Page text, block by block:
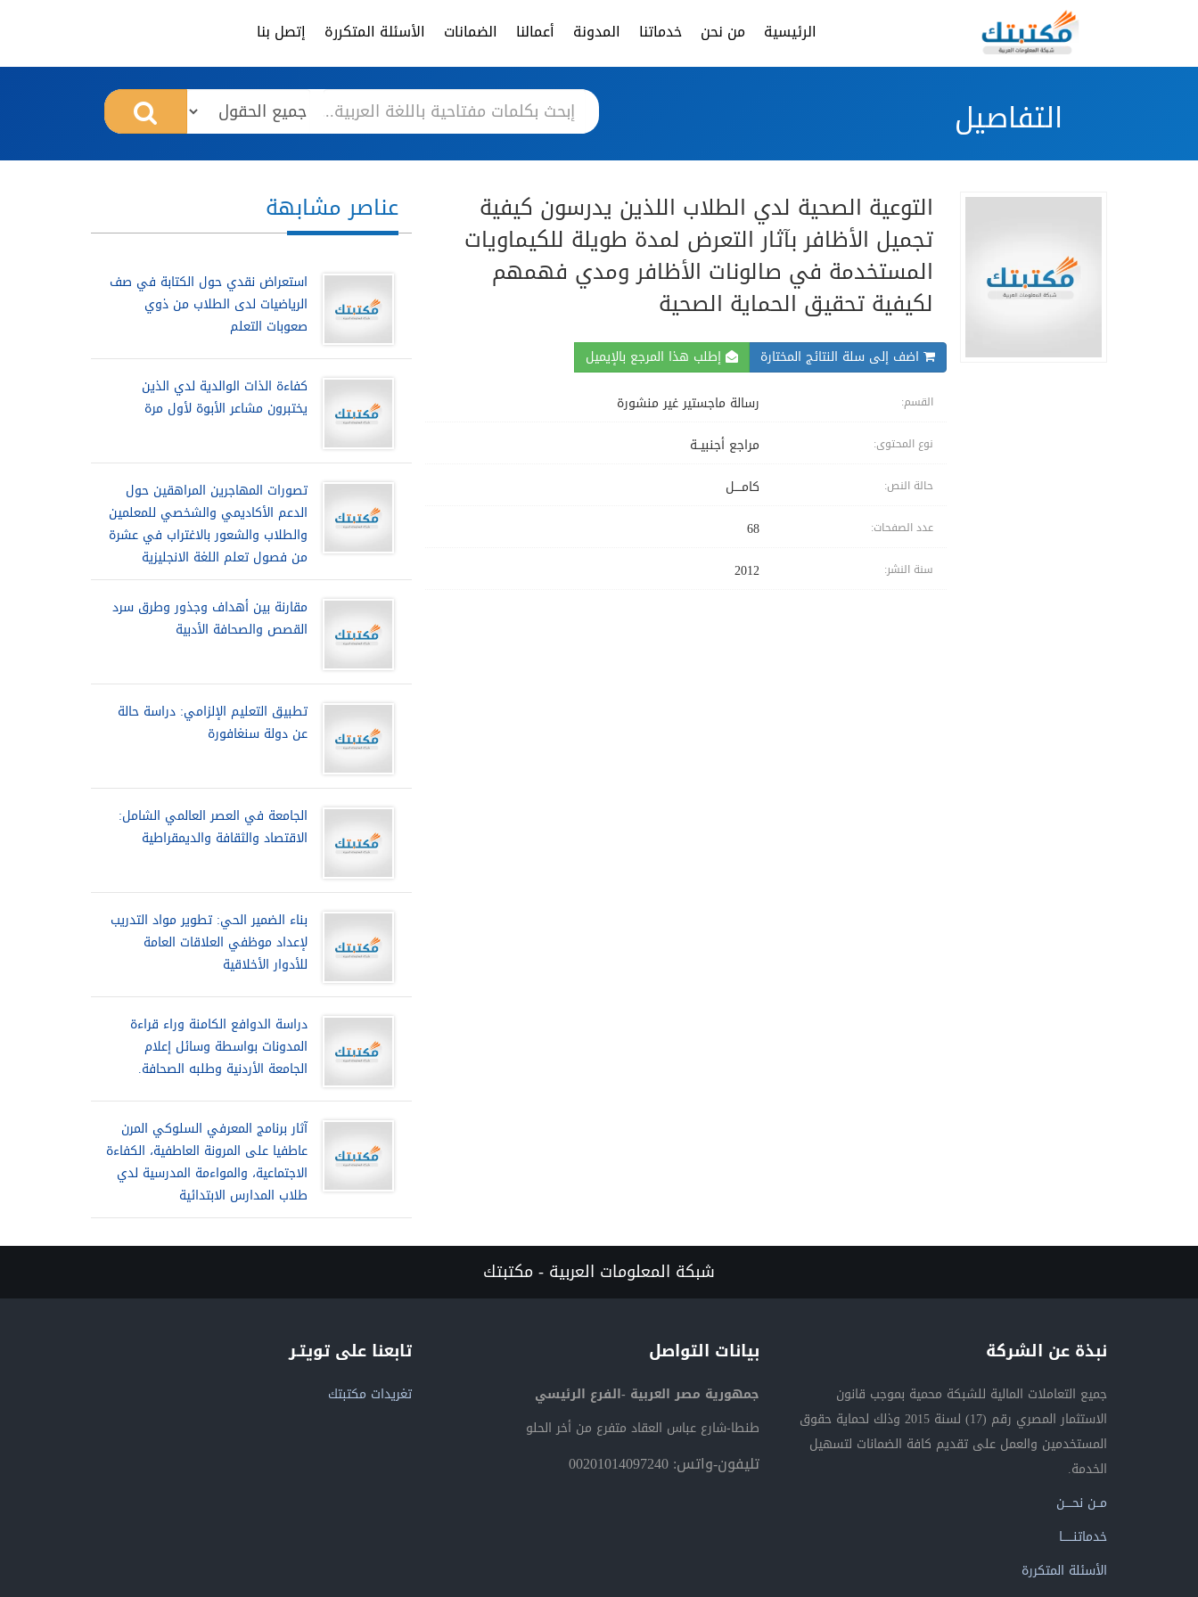
الرئيسية من نحن خدماتنا المدونة أعمالنا الضمانات الأسئلة المتكررة إتصل بنا
التفاصيل
التوعية الصحية لدي الطلاب اللذين يدرسون كيفية
تجميل الأظافر بآثار التعرض لمدة طويلة للكيماويات
المستخدمة في صالونات الأظافر ومدي فهمهم
لكيفية تحقيق الحماية الصحية
اضف إلى سلة النتائج المختارة إطلب هذا المرجع بالإيميل
القسم: رسالة ماجستير غير منشورة
نوع المحتوى: مراجع أجنبيــة
حالة النص: كامــــل
عدد الصفحات: 68
سنة النشر: 2012
عناصر مشابهة
استعراض نقدي حول الكتابة في صف
الرياضيات لدى الطلاب من ذوي
صعوبات التعلم
كفاءة الذات الوالدية لدي الذين
يختبرون مشاعر الأبوة لأول مرة
تصورات المهاجرين المراهقين حول
الدعم الأكاديمي والشخصي للمعلمين
والطلاب والشعور بالاغتراب في عشرة
من فصول تعلم اللغة الانجليزية
مقارنة بين أهداف وجذور وطرق سرد
القصص والصحافة الأدبية
تطبيق التعليم الإلزامي: دراسة حالة
عن دولة سنغافورة
الجامعة في العصر العالمي الشامل:
الاقتصاد والثقافة والديمقراطية
بناء الضمير الحي: تطوير مواد التدريب
لإعداد موظفي العلاقات العامة
للأدوار الأخلاقية
دراسة الدوافع الكامنة وراء قراءة
المدونات بواسطة وسائل إعلام
الجامعة الأردنية وطلبه الصحافة.
آثار برنامج المعرفي السلوكي المرن
عاطفيا على المرونة العاطفية، الكفاءة
الاجتماعية، والمواءمة المدرسية لدي
طلاب المدارس الابتدائية
شبكة المعلومات العربية - مكتبتك
نبذة عن الشركة
جميع التعاملات المالية للشبكة محمية بموجب قانون
الاستثمار المصري رقم (17) لسنة 2015 وذلك لحماية حقوق
المستخدمين والعمل على تقديم كافة الضمانات لتسهيل
الخدمة.
مــن نحــــن
خدماتنــــــا
الأسئلة المتكررة
بيانات التواصل
جمهورية مصر العربية -الفرع الرئيسي
طنطا-شارع عباس العقاد متفرع من أخر الحلو
تليفون-واتس: 00201014097240
تابعنا على تويتـر
تغريدات مكتبتك